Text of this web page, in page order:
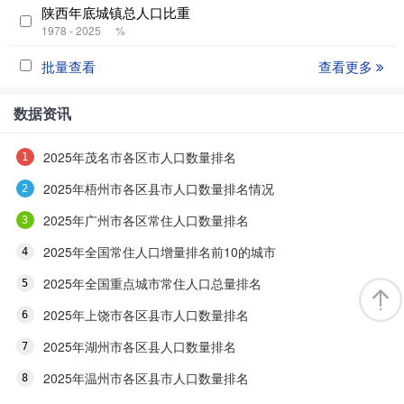
陕西年底城镇总人口比重
1978 - 2025 %
批量查看 查看更多
数据资讯
2025年茂名市各区市人口数量排名
2025年梧州市各区县市人口数量排名情况
2025年广州市各区常住人口数量排名
2025年全国常住人口增量排名前10的城市
2025年全国重点城市常住人口总量排名
2025年上饶市各区县市人口数量排名
2025年湖州市各区县人口数量排名
2025年温州市各区县市人口数量排名